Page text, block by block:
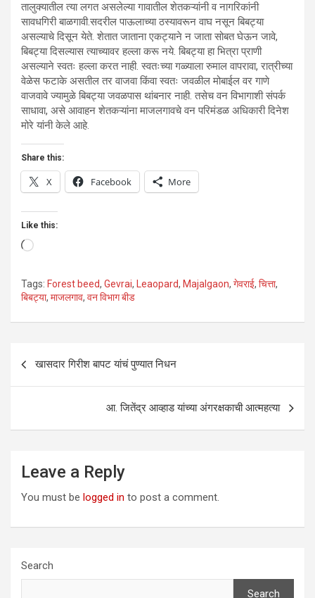
तालुक्यातील त्या लगत असलेल्या गावातील शेतकऱ्यांनी व नागरिकांनी
सावधगिरी बाळगावी.सदरील पाऊलाच्या ठस्यावरून वाघ नसून बिबट्या
असल्याचे दिसून येते. शेतात जाताना एकट्याने न जाता सोबत घेऊन जावे,
बिबट्या दिसल्यास त्याच्यावर हल्ला करू नये. बिबट्या हा भित्रा प्राणी
असल्याने स्वतः हल्ला करत नाही. स्वतःच्या गळ्याला रुमाल वापरावा, रात्रीच्या
वेळेस फटाके असतील तर वाजवा किंवा स्वतः जवळील मोबाईल वर गाणे
वाजवावे ज्यामुळे बिबट्या जवळपास थांबनार नाही. तसेच वन विभागाशी संपर्क
साधावा, असे आवाहन शेतकऱ्यांना माजलगावचे वन परिमंडळ अधिकारी दिनेश
मोरे यांनी केले आहे.
Share this:
X Facebook More
Like this:
Loading…
Tags: Forest beed, Gevrai, Leaopard, Majalgaon, गेवराई, चित्ता,
बिबट्या, माजलगाव, वन विभाग बीड
खासदार गिरीश बापट यांचं पुण्यात निधन
आ. जितेंद्र आव्हाड यांच्या अंगरक्षकाची आत्महत्या
Leave a Reply
You must be logged in to post a comment.
Search
Search